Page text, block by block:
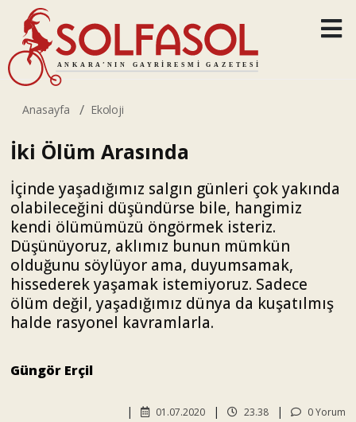
Anasayfa Ekoloji
İki Ölüm Arasında
İçinde yaşadığımız salgın günleri çok yakında
olabileceğini düşündürse bile, hangimiz
kendi ölümümüzü öngörmek isteriz.
Düşünüyoruz, aklımız bunun mümkün
olduğunu söylüyor ama, duyumsamak,
hissederek yaşamak istemiyoruz. Sadece
ölüm değil, yaşadığımız dünya da kuşatılmış
halde rasyonel kavramlarla.
Güngör Erçil
0 Yorum
23.38
01.07.2020